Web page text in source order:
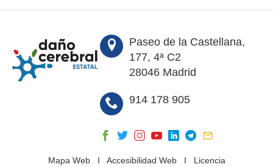
Paseo de la Castellana,
177, 4ª C2
28046 Madrid
914 178 905
Mapa WebI Accesibilidad WebI Licencia